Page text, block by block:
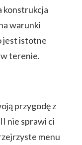
konstrukcja
warunki
jest istotne
terenie.
przygodę z
nie sprawi ci
menu